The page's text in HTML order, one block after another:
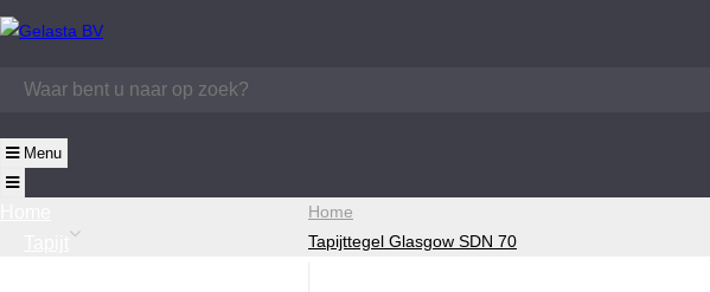
Menu
Home
Tapijttegel Glasgow SDN 70